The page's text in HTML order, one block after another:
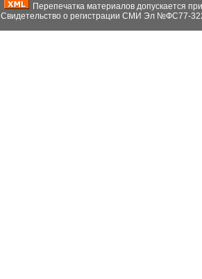
Перепечатка материалов допускается
Свидетельство о регистрации СМИ Эл №ФС77-